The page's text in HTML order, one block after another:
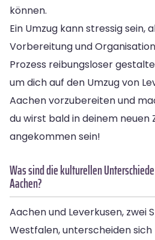
können.
Ein Umzug kann stressig
Vorbereitung und
Prozess reibungsloser
um dich auf den Umzug von
Aachen vorzubereiten und
du wirst bald in deinem neuen
angekommen sein!
Was sind die kulturellen
Aachen?
Aachen und Leverkusen, zwei
Westfalen, unterscheiden